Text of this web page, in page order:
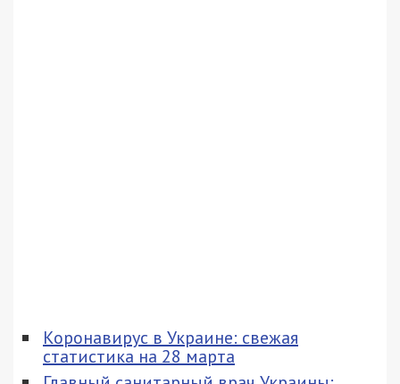
Коронавирус в Украине: свежая
статистика на 28 марта